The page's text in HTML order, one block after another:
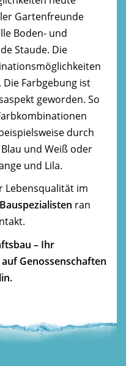
Gartenfreunde
Boden- und
Staude. Die
Farbgebung ist
geworden. So
durch
und Weiß oder
und Lila.
Lebensqualität im
ran
– Ihr
Genossenschaften